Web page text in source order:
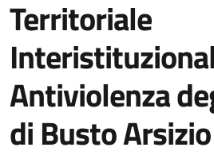
Territoriale
Antiviolenza
di Busto